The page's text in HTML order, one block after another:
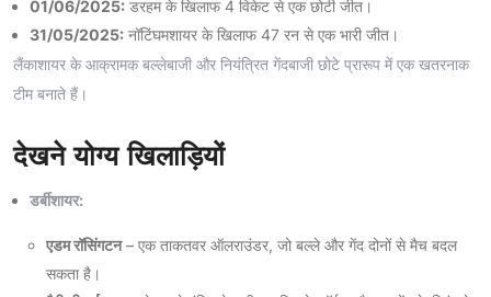
01/06/2025: डरहम के खिलाफ 4 विकेट से एक छोटी जीत।
31/05/2025: नॉटिंघमशायर के खिलाफ 47 रन से एक भारी जीत।
लैंकाशायर के आक्रामक बल्लेबाजी और नियंत्रित गेंदबाजी छोटे प्रारूप में एक खतरनाक
टीम बनाते हैं।
देखने योग्य खिलाड़ियों
डर्बीशायर:
एडम रॉसिंगटन– एक ताकतवर ऑलराउंडर, जो बल्ले और गेंद दोनों से मैच बदल
सकता है।